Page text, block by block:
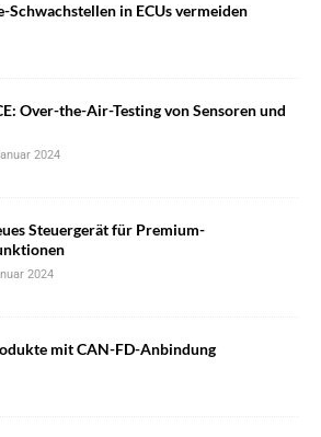
in ECUs vermeiden
Over-the-Air-Testing von Sensoren und
2024
Steuergerät für Premium-
2024
mit CAN-FD-Anbindung